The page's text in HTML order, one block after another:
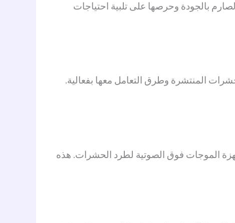
بالجودة وحرصها على تلبية احتياجات
المنتشرة وطرق التعامل معها بفعالية.
الموجات فوق الصوتية لطرد الحشرات. هذه